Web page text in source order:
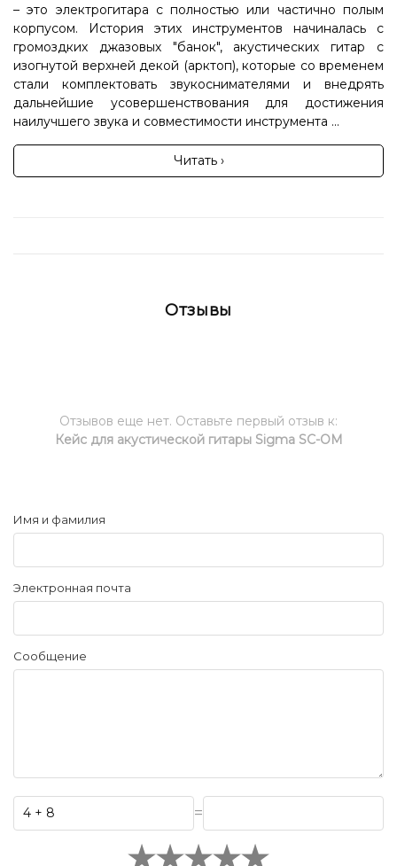
– это электрогитара с полностью или частично полым
корпусом. История этих инструментов начиналась с
громоздких джазовых "банок", акустических гитар с
изогнутой верхней декой (арктоп), которые со временем
стали комплектовать звукоснимателями и внедрять
дальнейшие усовершенствования для достижения
наилучшего звука и совместимости инструмента ...
Читать ›
Отзывы
Отзывов еще нет. Оставьте первый отзыв к:
Кейс для акустической гитары Sigma SC-OM
Имя и фамилия
Электронная почта
Сообщение
=